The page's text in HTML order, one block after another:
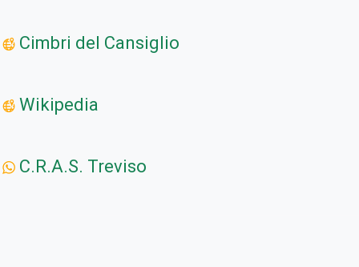
Cimbri del Cansiglio
Wikipedia
C.R.A.S. Treviso